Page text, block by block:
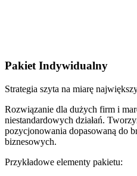
Pakiet Indywidualny
Strategia szyta na miarę
Rozwiązanie dla dużych firm i
niestandardowych działań.
pozycjonowania dopasowaną do
biznesowych.
Przykładowe elementy pakietu: